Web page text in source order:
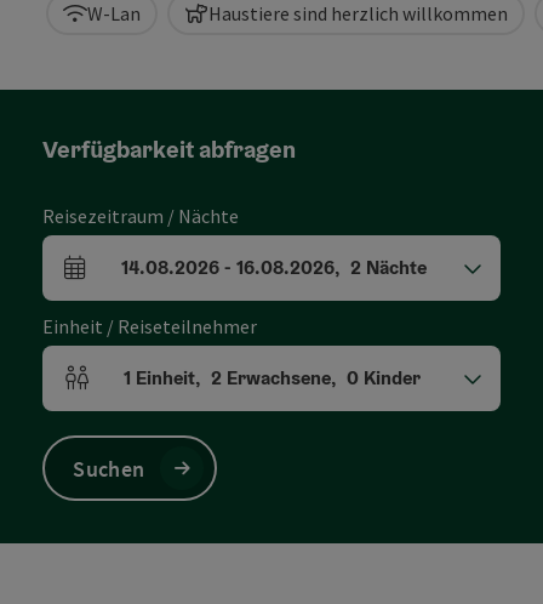
W-Lan Haustiere sind herzlich willkommen
Verfügbarkeit abfragen
Reisezeitraum / Nächte
An- und Abreisefelder
14.08.2026- 16.08.2026, 2 Nächte
Einheit / Reiseteilnehmer
Einheitenanzahl und Personenfelder
1 Einheit, 2 Erwachsene, 0 Kinder
Suchen